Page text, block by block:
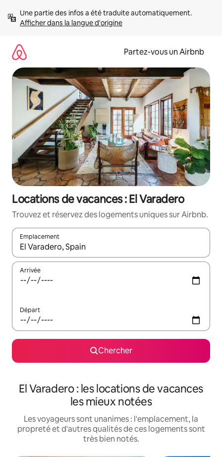
directement
Afficher dans la langue d'origine
Partez-vous un Airbnb
Locations de vacances : El Varadero
Trouvez et réservez des logements uniques sur Airbnb.
Emplacement
Quand les résultats sont affichés, parcourez-les en utilisant
Arrivée
Départ
Chercher
El Varadero : les locations de vacances
les mieux notées
Les voyageurs sont unanimes : l'emplacement, la
propreté et d'autres qualités de ces logements sont
très bien notés.